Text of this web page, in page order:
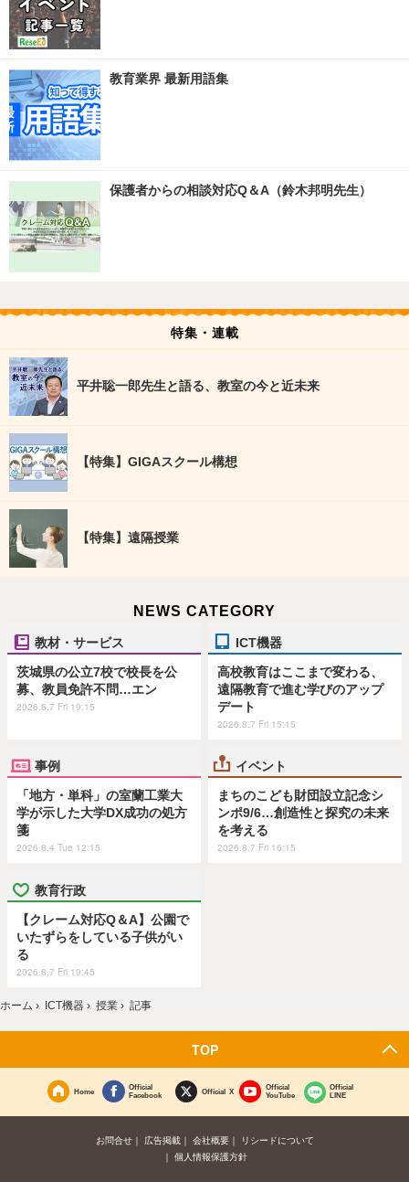
教育業界 最新用語集
保護者からの相談対応Q＆A（鈴木邦明先生）
特集・連載
平井聡一郎先生と語る、教室の今と近未来
【特集】GIGAスクール構想
【特集】遠隔授業
NEWS CATEGORY
教材・サービス
茨城県の公立7校で校長を公
募、教員免許不問…エン
2026.8.7 Fri 19:15
ICT機器
高校教育はここまで変わる、
遠隔教育で進む学びのアップ
デート
2026.8.7 Fri 15:15
事例
「地方・単科」の室蘭工業大
学が示した大学DX成功の処方
箋
2026.8.4 Tue 12:15
イベント
まちのこども財団設立記念シ
ンポ9/6…創造性と探究の未来
を考える
2026.8.7 Fri 16:15
教育行政
【クレーム対応Q＆A】公園で
いたずらをしている子供がい
る
2026.8.7 Fri 19:45
ホーム › ICT機器 › 授業 › 記事
TOP
Home
Official
Facebook
Official X
Official
YouTube
Official
LINE
お問合せ 広告掲載 会社概要
リシードについて
個人情報保護方針